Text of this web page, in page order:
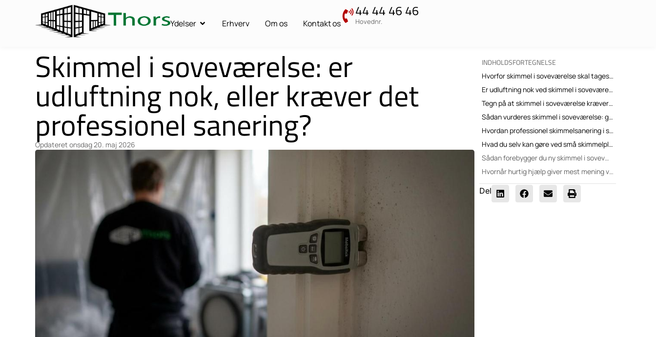
Ydelser Erhverv Om os Kontakt os
44 44 46 46
Hovednr.
Skimmel i soveværelse: er
udluftning nok, eller kræver det
professionel sanering?
Opdateret onsdag 20. maj 2026
INDHOLDSFORTEGNELSE
Hvorfor skimmel i soveværelse skal tages alvorligt
Er udluftning nok ved skimmel i soveværelse?
Tegn på at skimmel i soveværelse kræver professionel sanering
Sådan vurderes skimmel i soveværelse: gør-det-selv eller fagfolk?
Hvordan professionel skimmelsanering i soveværelse typisk foregår
Hvad du selv kan gøre ved små skimmelpletter i soveværelse
Sådan forebygger du ny skimmel i soveværelset
Hvornår hurtig hjælp giver mest mening ved skimmel i soveværelse
Del